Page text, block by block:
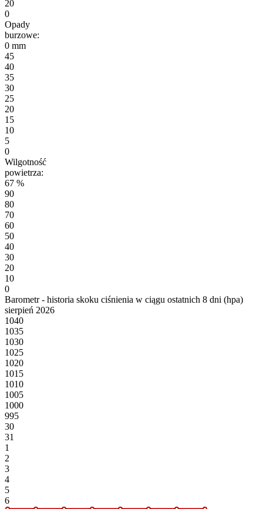
20
0
Opady
burzowe:
0 mm
45
40
35
30
25
20
15
10
5
0
Wilgotność
powietrza:
67 %
90
80
70
60
50
40
30
20
10
0
Barometr - historia skoku ciśnienia w ciągu ostatnich 8 dni (hpa)
sierpień 2026
1040
1035
1030
1025
1020
1015
1010
1005
1000
995
30
31
1
2
3
4
5
6